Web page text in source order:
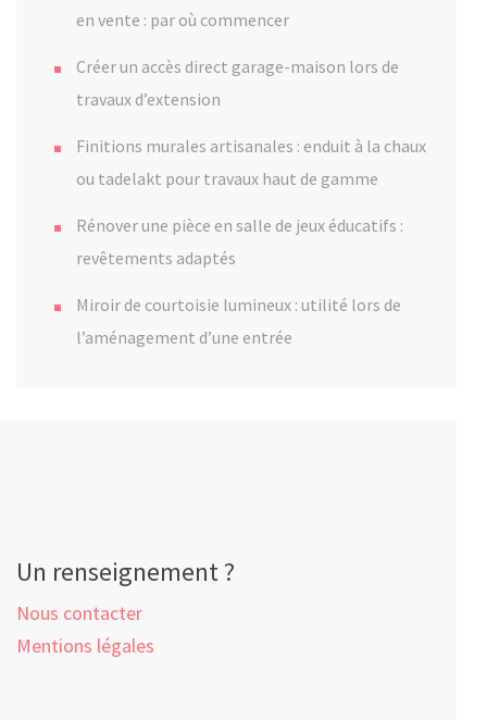
en vente : par où commencer
Créer un accès direct garage-maison lors de
travaux d’extension
Finitions murales artisanales : enduit à la chaux
ou tadelakt pour travaux haut de gamme
Rénover une pièce en salle de jeux éducatifs :
revêtements adaptés
Miroir de courtoisie lumineux : utilité lors de
l’aménagement d’une entrée
Un renseignement ?
Nous contacter
Mentions légales